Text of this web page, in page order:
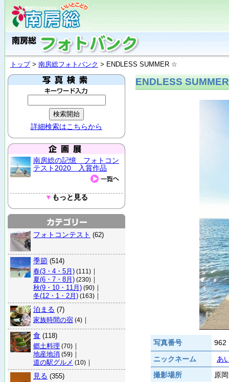
トップ> 南房総フォトバンク > ENDLESS SUMMER ☆
詳細検索はこちらから
南房総の記憶 フォトコン
テスト2020 入賞作品
▼ もっと見る
フォトコンテスト (62)
季節 (514)
春(3・4・5月) (111) ｜
夏(6・7・8月) (230) ｜
秋(9・10・11月) (90) ｜
冬(12・1・2月) (163) ｜
泊まる (7)
家族時間の宿 (4) ｜
食 (118)
郷土料理 (70) ｜
地産地消 (59) ｜
道の駅グルメ (10) ｜
見る (355)
ENDLESS
写真番号
962
ニックネーム
あ
撮影場所
原